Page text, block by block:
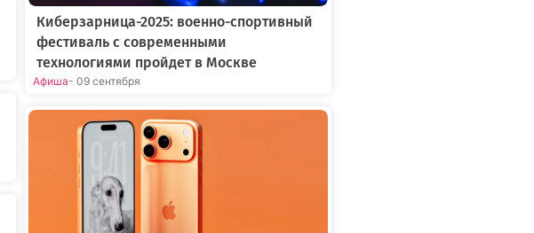
Киберзарница-2025: военно-спортивный
фестиваль с современными
технологиями пройдет в Москве
Афиша- 09 сентября